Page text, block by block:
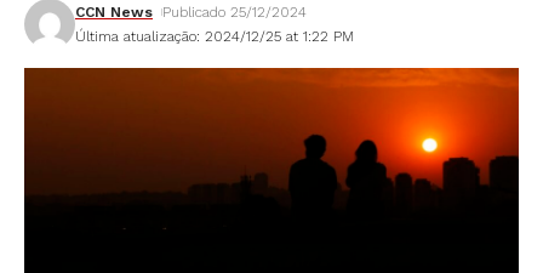
Última atualização: 2024/12/25 at 1:22 PM
CCN News Publicado 25/12/2024